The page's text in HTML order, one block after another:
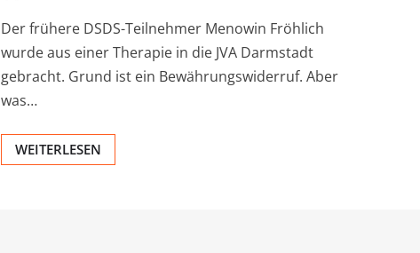
Der frühere DSDS-Teilnehmer Menowin Fröhlich
wurde aus einer Therapie in die JVA Darmstadt
gebracht. Grund ist ein Bewährungswiderruf. Aber
was…
WEITERLESEN